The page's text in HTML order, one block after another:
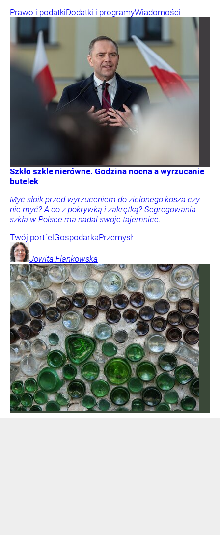
Prawo i podatkiDodatki i programyWiadomości
Szkło szkle nierówne. Godzina nocna a wyrzucanie
butelek
Myć słoik przed wyrzuceniem do zielonego kosza czy
nie myć? A co z pokrywką i zakrętką? Segregowania
szkła w Polsce ma nadal swoje tajemnice.
Twój portfel GospodarkaPrzemysł
Jowita Flankowska